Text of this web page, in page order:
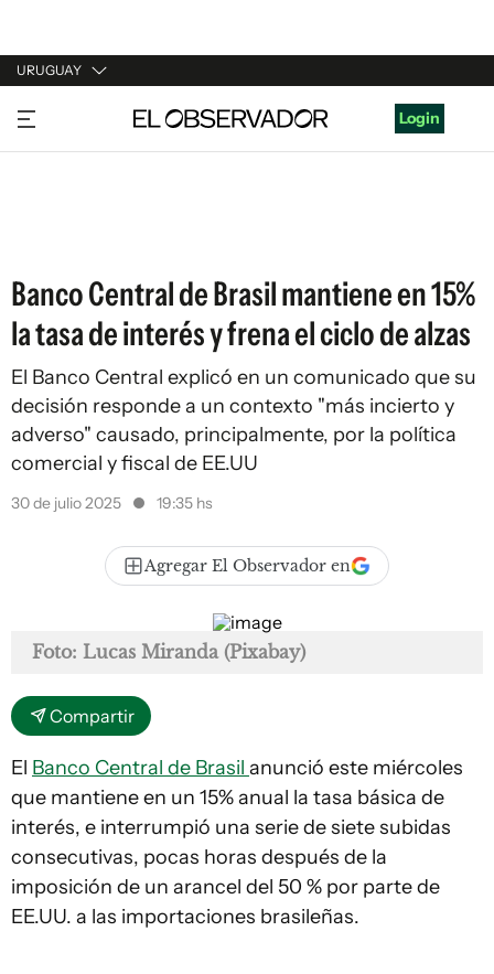
URUGUAY
URUGUAY
ARGENTINA
Login
Banco Central de Brasil mantiene en 15%
la tasa de interés y frena el ciclo de alzas
El Banco Central explicó en un comunicado que su
decisión responde a un contexto "más incierto y
adverso" causado, principalmente, por la política
comercial y fiscal de EE.UU
30 de julio 2025 19:35 hs
Agregar El Observador en
Foto: Lucas Miranda (Pixabay)
Compartir
El Banco Central de Brasil anunció este miércoles
que mantiene en un 15% anual la tasa básica de
interés, e interrumpió una serie de siete subidas
consecutivas, pocas horas después de la
imposición de un arancel del 50 % por parte de
EE.UU. a las importaciones brasileñas.